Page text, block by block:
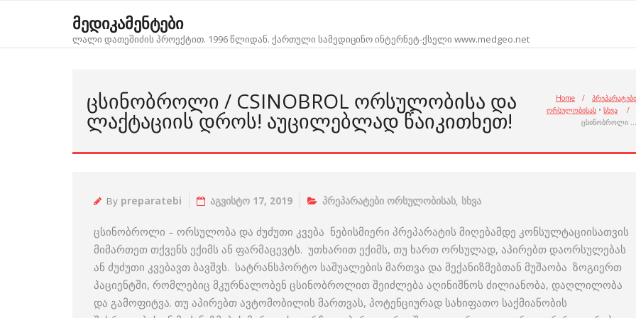
მედიკამენტები
ლალი დათეშიძის პროექტით. 1996 წლიდან. ქართული სამედიცინო ინტერნეტ-ქსელი www.medgeo.net
ᲪᲡᲘᲜᲝᲑᲠᲝᲚᲘ / CSINOBROL ᲝᲠᲡᲣᲚᲝᲑᲘᲡᲐ ᲓᲐ
ᲚᲐᲥᲢᲐᲪᲘᲘᲡ ᲓᲠᲝᲡ! ᲐᲣᲪᲘᲚᲔᲑᲚᲐᲓ ᲬᲐᲘᲙᲘᲗᲮᲔᲗ!
Home /
პრეპარატები
ორსულობისას • სხვა
/
ცსინობროლი …
By preparatebi აგვისტო 17, 2019 პრეპარატები ორსულობისას, სხვა
ცსინობროლი – ორსულობა და ძუძუთი კვება ნებისმიერი პრეპარატის მიღებამდე კონსულტაციისათვის
მიმართეთ თქვენს ექიმს ან ფარმაცევტს. უთხარით ექიმს, თუ ხართ ორსულად, აპირებთ დაორსულებას
ან ძუძუთი კვებავთ ბავშვს. სატრანსპორტო საშუალების მართვა და მექანიზმებთან მუშაობა ზოგიერთ
პაციენტში, რომლებიც მკურნალობენ ცსინობროლით შეიძლება აღინიშნოს ძილიანობა, დაღლილობა
და გამოფიტვა. თუ აპირებთ ავტომობილის მართვას, პოტენციურად სახიფათო საქმიანობის